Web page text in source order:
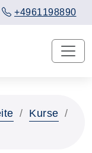
+4961198890
Kurse